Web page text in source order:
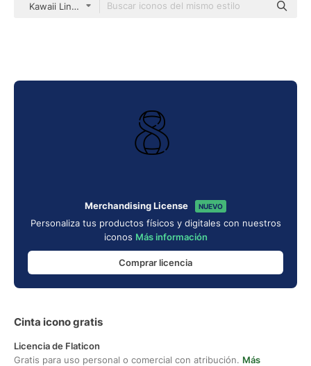
Kawaii Lineal
Merchandising License NUEVO
Personaliza tus productos físicos y digitales con nuestros
iconos Más información
Comprar licencia
Cinta icono gratis
Licencia de Flaticon
Gratis para uso personal o comercial con atribución. Más